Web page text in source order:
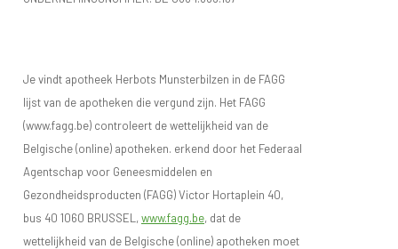
Je vindt apotheek Herbots Munsterbilzen in de FAGG
lijst van de apotheken die vergund zijn. Het FAGG
(www.fagg.be) controleert de wettelijkheid van de
Belgische (online) apotheken. erkend door het Federaal
Agentschap voor Geneesmiddelen en
Gezondheidsproducten (FAGG) Victor Hortaplein 40,
bus 40 1060 BRUSSEL,www.fagg.be, dat de
wettelijkheid van de Belgische (online) apotheken moet